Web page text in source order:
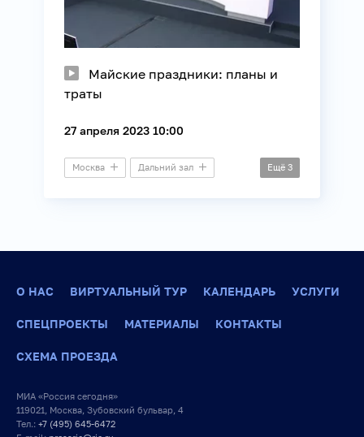
Майские праздники: планы и
траты
27 апреля 2023 10:00
Москва Дальний зал Ещё 3
О НАС ВИРТУАЛЬНЫЙ ТУР КАЛЕНДАРЬ УСЛУГИ
СПЕЦПРОЕКТЫ МАТЕРИАЛЫ КОНТАКТЫ
СХЕМА ПРОЕЗДА
МИА «Россия сегодня»
119021, Москва, Зубовский бульвар, 4
Тел.: +7 (495) 645-6472